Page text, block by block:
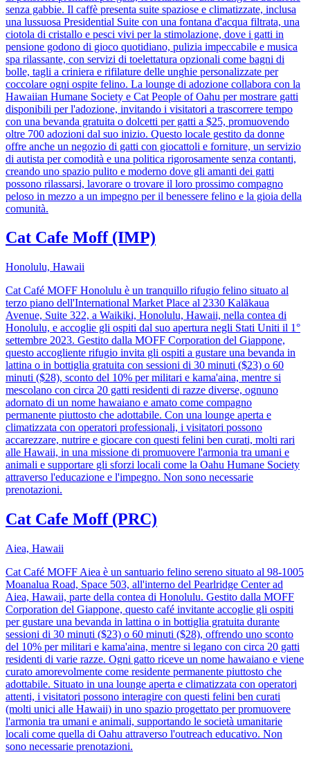
senza gabbie. Il caffè presenta suite spaziose e climatizzate, inclusa
una lussuosa Presidential Suite con una fontana d'acqua filtrata, una
ciotola di cristallo e pesci vivi per la stimolazione, dove i gatti in
pensione godono di gioco quotidiano, pulizia impeccabile e musica
spa rilassante, con servizi di toelettatura opzionali come bagni di
bolle, tagli a criniera e rifilature delle unghie personalizzate per
coccolare ogni ospite felino. La lounge di adozione collabora con la
Hawaiian Humane Society e Cat People of Oahu per mostrare gatti
disponibili per l'adozione, invitando i visitatori a trascorrere tempo
con una bevanda gratuita o dolcetti per gatti a $25, promuovendo
oltre 700 adozioni dal suo inizio. Questo locale gestito da donne
offre anche un negozio di gatti con giocattoli e forniture, un servizio
di autista per comodità e una politica rigorosamente senza contanti,
creando uno spazio pulito e moderno dove gli amanti dei gatti
possono rilassarsi, lavorare o trovare il loro prossimo compagno
peloso in mezzo a un impegno per il benessere felino e la gioia della
comunità.
Cat Cafe Moff (IMP)
Honolulu, Hawaii
Cat Café MOFF Honolulu è un tranquillo rifugio felino situato al
terzo piano dell'International Market Place al 2330 Kalākaua
Avenue, Suite 322, a Waikiki, Honolulu, Hawaii, nella contea di
Honolulu, e accoglie gli ospiti dal suo apertura negli Stati Uniti il 1°
settembre 2023. Gestito dalla MOFF Corporation del Giappone,
questo accogliente rifugio invita gli ospiti a gustare una bevanda in
lattina o in bottiglia gratuita con sessioni di 30 minuti ($23) o 60
minuti ($28), sconto del 10% per militari e kama'aina, mentre si
mescolano con circa 20 gatti residenti di razze diverse, ognuno
adornato di un nome hawaiano e amato come compagno
permanente piuttosto che adottabile. Con una lounge aperta e
climatizzata con operatori professionali, i visitatori possono
accarezzare, nutrire e giocare con questi felini ben curati, molti rari
alle Hawaii, in una missione di promuovere l'armonia tra umani e
animali e supportare gli sforzi locali come la Oahu Humane Society
attraverso l'educazione e l'impegno. Non sono necessarie
prenotazioni.
Cat Cafe Moff (PRC)
Aiea, Hawaii
Cat Café MOFF Aiea è un santuario felino sereno situato al 98-1005
Moanalua Road, Space 503, all'interno del Pearlridge Center ad
Aiea, Hawaii, parte della contea di Honolulu. Gestito dalla MOFF
Corporation del Giappone, questo café invitante accoglie gli ospiti
per gustare una bevanda in lattina o in bottiglia gratuita durante
sessioni di 30 minuti ($23) o 60 minuti ($28), offrendo uno sconto
del 10% per militari e kama'aina, mentre si legano con circa 20 gatti
residenti di varie razze. Ogni gatto riceve un nome hawaiano e viene
curato amorevolmente come residente permanente piuttosto che
adottabile. Situato in una lounge aperta e climatizzata con operatori
attenti, i visitatori possono interagire con questi felini ben curati
(molti unici alle Hawaii) in uno spazio progettato per promuovere
l'armonia tra umani e animali, supportando le società umanitarie
locali come quella di Oahu attraverso l'outreach educativo. Non
sono necessarie prenotazioni.